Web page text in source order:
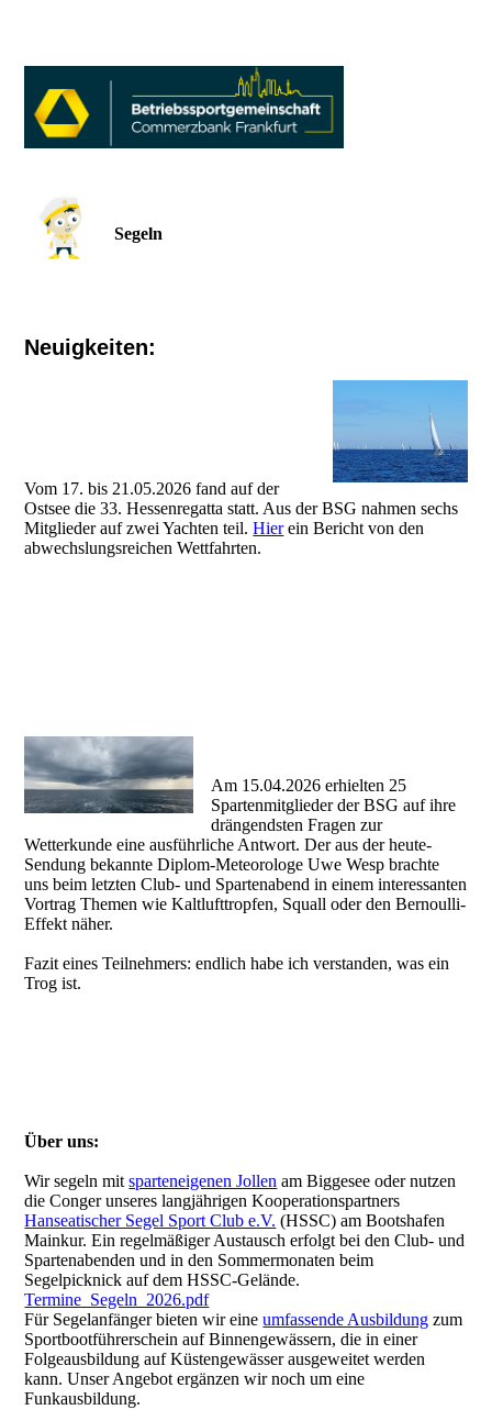
Segeln
Neuigkeiten:
Vom 17. bis 21.05.2026 fand auf der
Ostsee die 33. Hessenregatta statt. Aus der BSG nahmen sechs
Mitglieder auf zwei Yachten teil.Hierein Bericht von den
abwechslungsreichen Wettfahrten.
Am 15.04.2026 erhielten 25
Spartenmitglieder der BSG auf ihre
drängendsten Fragen zur
Wetterkunde eine ausführliche Antwort. Der aus der heute-
Sendung bekannte Diplom-Meteorologe Uwe Wesp brachte
uns beim letzten Club- und Spartenabend in einem interessanten
Vortrag Themen wie Kaltlufttropfen, Squall oder den Bernoulli-
Effekt näher.
Fazit eines Teilnehmers: endlich habe ich verstanden, was ein
Trog ist.
Über uns:
Wir segeln mitsparteneigenen Jollen am Biggesee oder nutzen
die Conger unseres langjährigen Kooperationspartners
Hanseatischer Segel Sport Club e.V. (HSSC) am Bootshafen
Mainkur. Ein regelmäßiger Austausch erfolgt bei den Club- und
Spartenabenden und in den Sommermonaten beim
Segelpicknick auf dem HSSC-Gelände.
Termine_Segeln_2026.pdf
Für Segelanfänger bieten wir eineumfassende Ausbildung zum
Sportbootführerschein auf Binnengewässern, die in einer
Folgeausbildung auf Küstengewässer ausgeweitet werden
kann. Unser Angebot ergänzen wir noch um eine
Funkausbildung.